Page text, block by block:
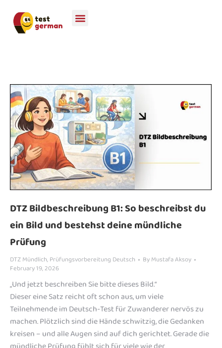
DTZ Bildbeschreibung B1: So beschreibst du
ein Bild und bestehst deine mündliche
Prüfung
DTZ Mündlich,Prüfungsvorbereitung Deutsch ByMustafa Aksoy
February 19, 2026
„Und jetzt beschreiben Sie bitte dieses Bild.“
Dieser eine Satz reicht oft schon aus, um viele
Teilnehmende im Deutsch-Test für Zuwanderer nervös zu
machen. Plötzlich sind die Hände schwitzig, die Gedanken
kreisen – und alle Augen sind auf dich gerichtet. Gerade die